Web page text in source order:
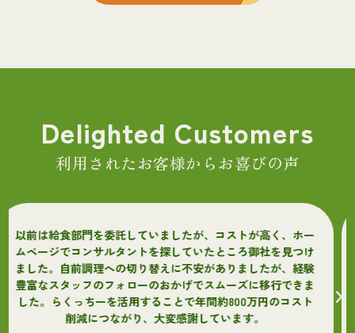
Delighted Customers
利用されたお客様からお喜びの声
が、コストが高く、ホー
いたところ御社を見つけ
安がありましたが、経験
でスムーズに移行できま
年間約800万円のコスト
謝しています。
ホームページからサンプルを請求
ある業者でしたので遠方になり様
が、すべてにおいて丁寧でしたの
み食品を導入しました！今まで調
したが、献立における栄養価の帳
ので非常に助かっ